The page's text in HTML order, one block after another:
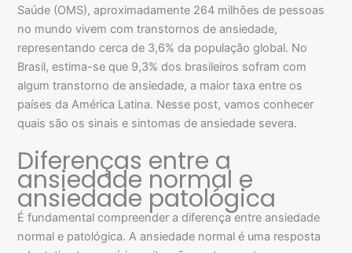
Saúde (OMS), aproximadamente 264 milhões de pessoas
no mundo vivem com transtornos de ansiedade,
representando cerca de 3,6% da população global. No
Brasil, estima-se que 9,3% dos brasileiros sofram com
algum transtorno de ansiedade, a maior taxa entre os
países da América Latina. Nesse post, vamos conhecer
quais são os sinais e sintomas de ansiedade severa.
Diferenças entre a
ansiedade normal e
ansiedade patológica
É fundamental compreender a diferença entre ansiedade
normal e patológica. A ansiedade normal é uma resposta